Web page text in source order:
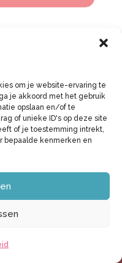
om je website-ervaring te
je akkoord met het gebruik
opslaan en/of te
of unieke ID's op deze site
of je toestemming intrekt,
bepaalde kenmerken en